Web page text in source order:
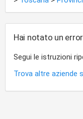
Hai notato un
Segui le istruzioni
Trova altre aziende